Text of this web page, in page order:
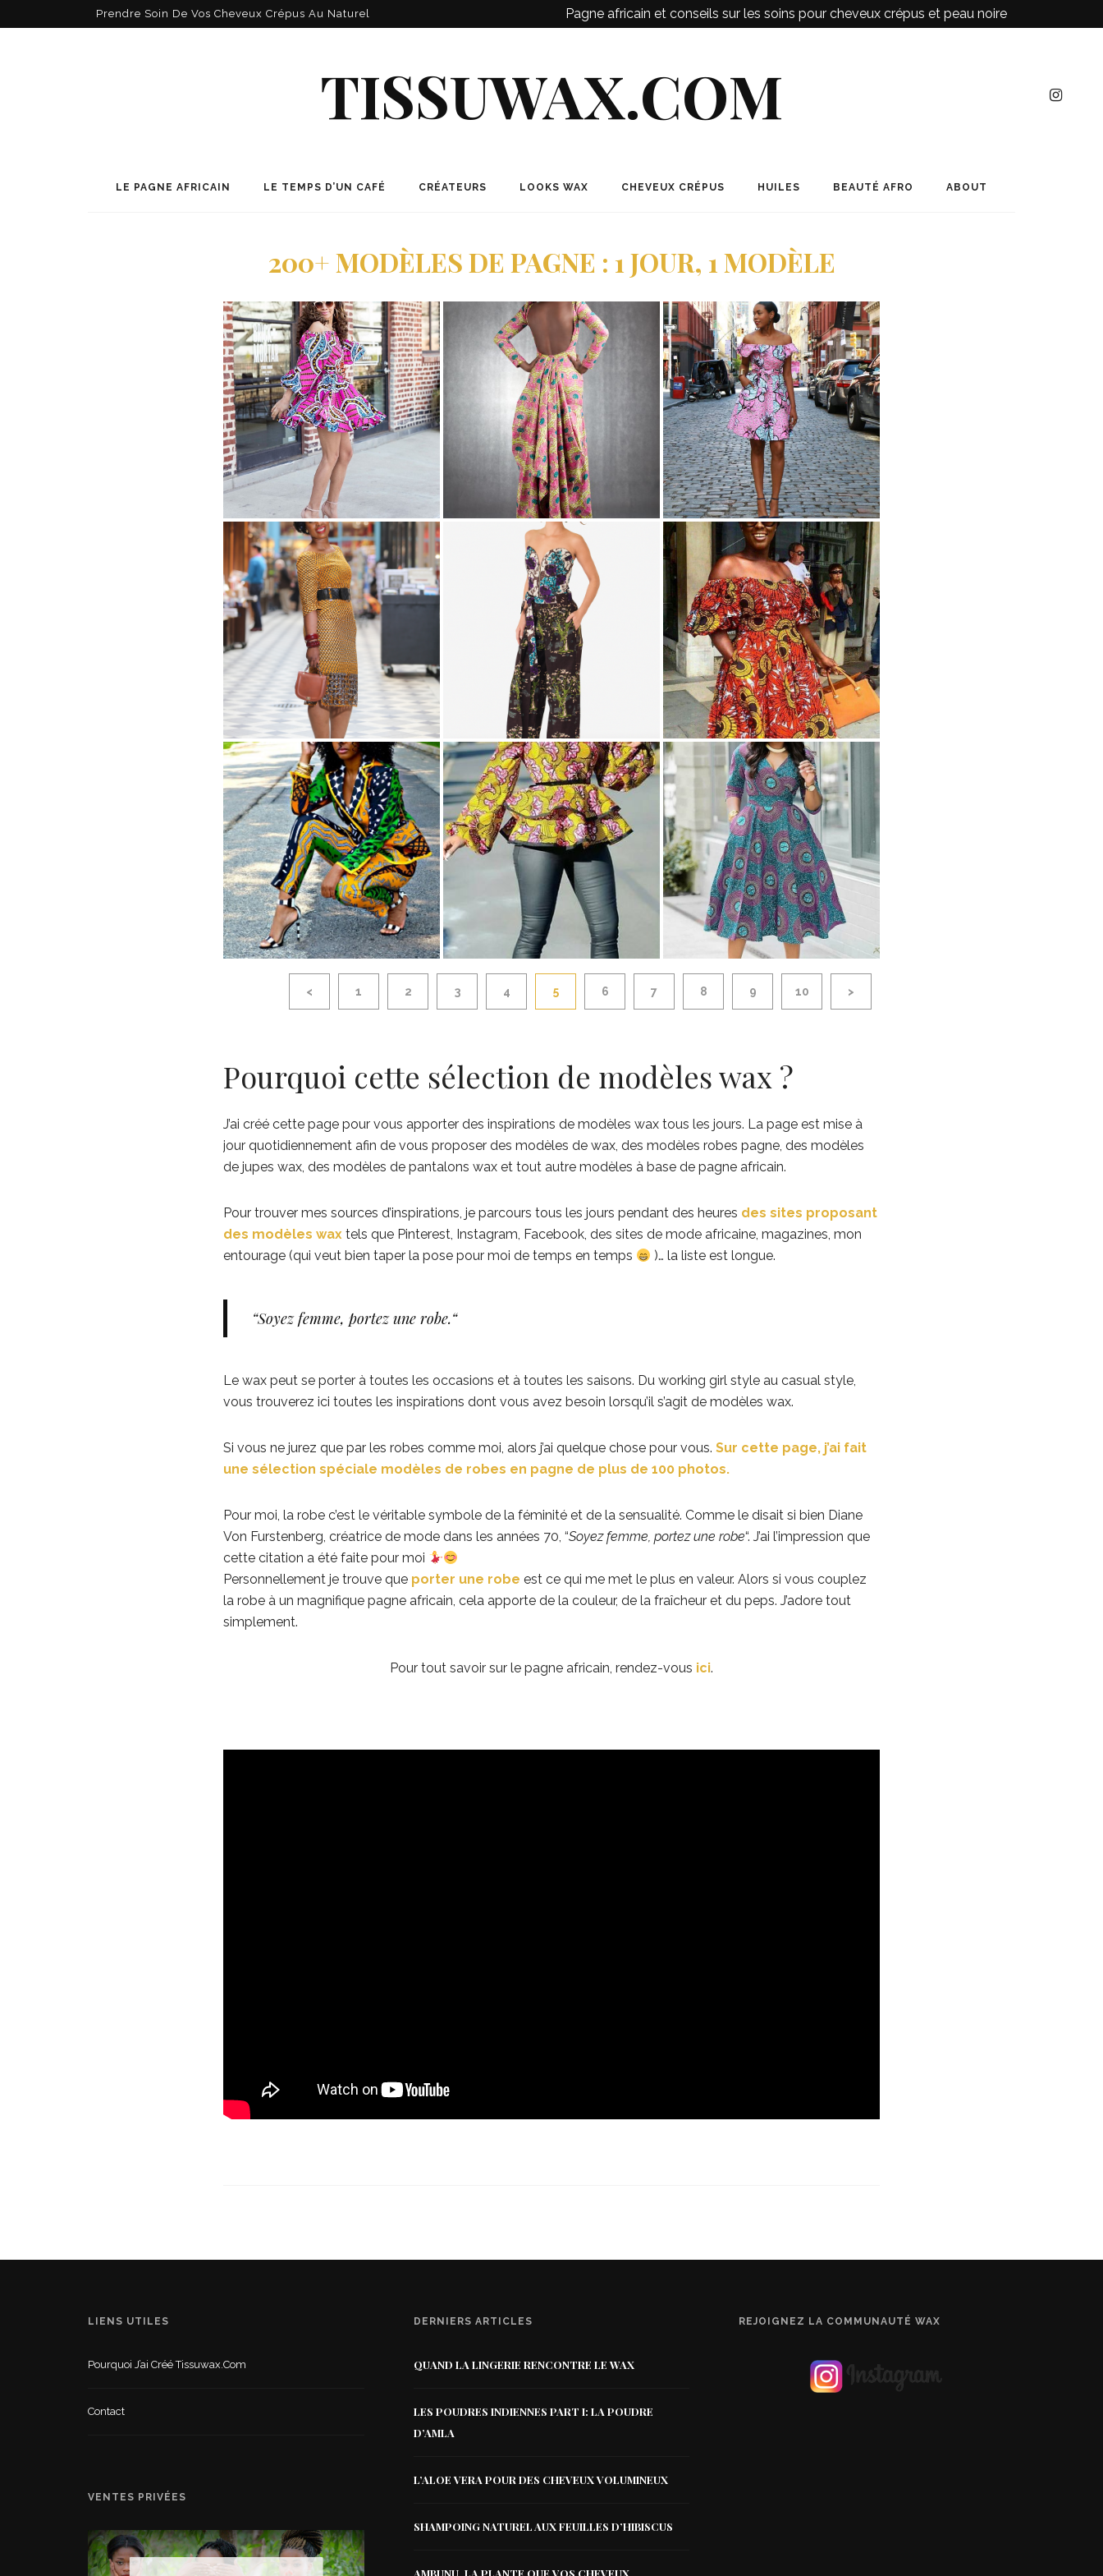
Prendre Soin De Vos Cheveux Crépus Au Naturel Pagne africain et conseils sur les soins pour cheveux crépus et peau noire
TISSUWAX.COM
LE PAGNE AFRICAIN LE TEMPS D’UN CAFÉ CRÉATEURS LOOKS WAX CHEVEUX CRÉPUS HUILES BEAUTÉ AFRO ABOUT
200+ MODÈLES DE PAGNE : 1 JOUR, 1 MODÈLE
< 1 2 3 4 5 6 7 8 9 10 >
Pourquoi cette sélection de modèles wax ?
J’ai créé cette page pour vous apporter des inspirations de modèles wax tous les jours. La page est mise à
jour quotidiennement afin de vous proposer des modèles de wax, des modèles robes pagne, des modèles
de jupes wax, des modèles de pantalons wax et tout autre modèles à base de pagne africain.
Pour trouver mes sources d’inspirations, je parcours tous les jours pendant des heures des sites proposant
des modèles wax tels que Pinterest, Instagram, Facebook, des sites de mode africaine, magazines, mon
entourage (qui veut bien taper la pose pour moi de temps en temps
)… la liste est longue.
“Soyez femme, portez une robe.“
Le wax peut se porter à toutes les occasions et à toutes les saisons. Du working girl style au casual style,
vous trouverez ici toutes les inspirations dont vous avez besoin lorsqu’il s’agit de modèles wax.
Si vous ne jurez que par les robes comme moi, alors j’ai quelque chose pour vous. Sur cette page, j’ai fait
une sélection spéciale modèles de robes en pagne de plus de 100 photos.
Pour moi, la robe c’est le véritable symbole de la féminité et de la sensualité. Comme le disait si bien Diane
Von Furstenberg, créatrice de mode dans les années 70, “Soyez femme, portez une robe“. J’ai l’impression que
cette citation a été faite pour moi
Personnellement je trouve que porter une robe est ce qui me met le plus en valeur. Alors si vous couplez
la robe à un magnifique pagne africain, cela apporte de la couleur, de la fraîcheur et du peps. J’adore tout
simplement.
Pour tout savoir sur le pagne africain, rendez-vous ici.
LIENS UTILES
Pourquoi J’ai Créé Tissuwax.com
Contact
VENTES PRIVÉES
DERNIERS ARTICLES
QUAND LA LINGERIE RENCONTRE LE WAX
LES POUDRES INDIENNES PART I: LA POUDRE
D’AMLA
L’ALOE VERA POUR DES CHEVEUX VOLUMINEUX
SHAMPOING NATUREL AUX FEUILLES D’HIBISCUS
AMBUNU, LA PLANTE QUE VOS CHEVEUX
REJOIGNEZ LA COMMUNAUTÉ WAX